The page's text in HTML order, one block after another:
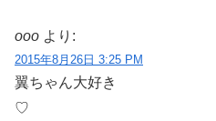
ooo より:
2015年8月26日 3:25 PM
翼ちゃん大好き